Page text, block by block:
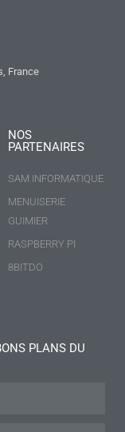
France
NOS
PARTENAIRES
SAM INFORMATIQUE
MENUISERIE
GUIMIER
RASPBERRY PI
8BITDO
PLANS DU